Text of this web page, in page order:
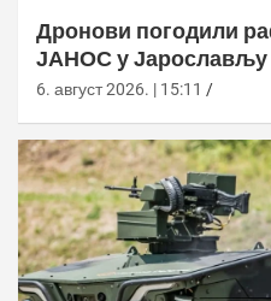
Дронови погодили
ЈАНОС у Јарослављу
6. август 2026. | 15:11